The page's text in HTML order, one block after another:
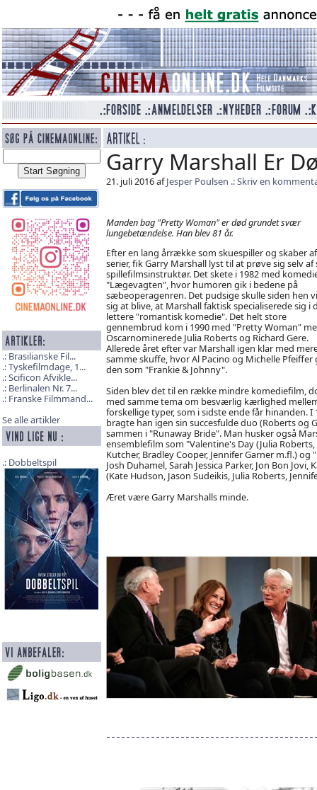
Brasilianske Fil...
Tyskefilmdage, 1...
Scificon Afvikle...
Berlinalen Nr. 7...
Franske Filmmand...
Se alle artikler
Dobbeltspil
Garry Marshall Er
21. juli 2016 afJesper Poulsen Skriv en
Manden bag "Pretty Woman" er død grundet svær
lungebetændelse. Han blev 81 år.
Efter en lang årrække som skuespiller og skaber
serier, fik Garry Marshall lyst til at prøve sig selv af
spillefilmsinstruktør. Det skete i 1982 med
"Lægevagten", hvor humoren gik i bedene på
sæbeoperagenren. Det pudsige skulle siden hen
sig at blive, at Marshall faktisk specialiserede sig i
lettere "romantisk komedie". Det helt store
gennembrud kom i 1990 med "Pretty Woman"
Oscarnominerede Julia Roberts og Richard Gere.
Allerede året efter var Marshall igen klar med
samme skuffe, hvor Al Pacino og Michelle Pfeiffer
den som "Frankie & Johnny".
Siden blev det til en række mindre komediefilm,
med samme tema om besværlig kærlighed
forskellige typer, som i sidste ende får hinanden. I
bragte han igen sin succesfulde duo (Roberts og
sammen i "Runaway Bride". Man husker også
ensemblefilm som "Valentine's Day (Julia Roberts,
Kutcher, Bradley Cooper, Jennifer Garner m.fl.) og
Josh Duhamel, Sarah Jessica Parker, Jon Bon
(Kate Hudson, Jason Sudeikis, Julia Roberts,
Æret være Garry Marshalls minde.